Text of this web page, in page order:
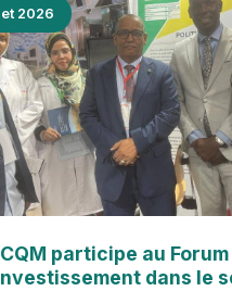
2026
participe au
dans le